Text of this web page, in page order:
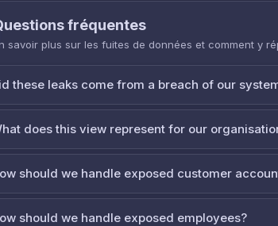
fréquentes
savoir plus sur les fuites de données et comment y
these leaks come from a breach of our
does this view represent for our
should we handle exposed customer
should we handle exposed employees?